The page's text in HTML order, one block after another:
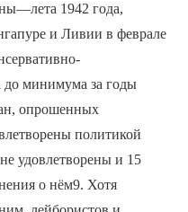
1942 года,
и Ливии в феврале
до минимума за годы
опрошенных
политикой
удовлетворены и 15
о нём9. Хотя